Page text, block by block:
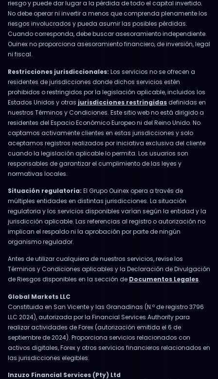
riesgo y puede dar lugar a la pérdida de todo el capital invertido.
No debe operar ni invertir a menos que comprenda plenamente los
riesgos involucrados y pueda asumir las posibles pérdidas.
Cuando corresponda, debe buscar asesoramiento independiente.
Ouinex no proporciona asesoramiento financiero, de inversión, legal
ni fiscal.
Restricciones jurisdiccionales: Los servicios no se ofrecen a
residentes de jurisdicciones donde dichos servicios estén
prohibidos o restringidos por la legislación aplicable, incluidos los
Estados Unidos y otras jurisdicciones restringidas definidas en
nuestros Términos y Condiciones. Este sitio web no está dirigido a
residentes del Espacio Económico Europeo ni del Reino Unido. No
captamos activamente clientes en estas jurisdicciones y solo
aceptamos registros realizados por iniciativa exclusiva del cliente
cuando la legislación aplicable lo permita. Los usuarios son
responsables de garantizar el cumplimiento de las leyes y
normativas locales.
Situación regulatoria: El Grupo Ouinex opera a través de
múltiples entidades en distintas jurisdicciones. La situación
regulatoria y los servicios disponibles varían según la entidad y la
jurisdicción aplicable. Las referencias al registro o autorización no
implican el respaldo ni la aprobación por parte de ningún
organismo regulador.
Antes de utilizar cualquiera de nuestros servicios, revise los
Términos y Condiciones aplicables y la Declaración de Divulgación
de Riesgos disponibles en la sección de Documentos Legales.
Global Markets LLC
Constituida en San Vicente y las Granadinas (N.º de registro 3796
LLC 2024), autorizada por la Financial Services Authority para
realizar actividades de Forex (autorización emitida el 6 de
septiembre de 2024). Proporciona servicios relacionados con
activos digitales, Forex y otros servicios financieros relacionados en
las jurisdicciones elegibles.
Inzuzo Financial Services (Pty) Ltd